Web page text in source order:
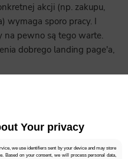
Your privacy
we use identifiers sent by your device and may store
Based on your consent, we will process personal data,
akcji (np. zakupu,
wymaga sporo pracy. I
na pewno są tego warte.
dobrego landing page'a,